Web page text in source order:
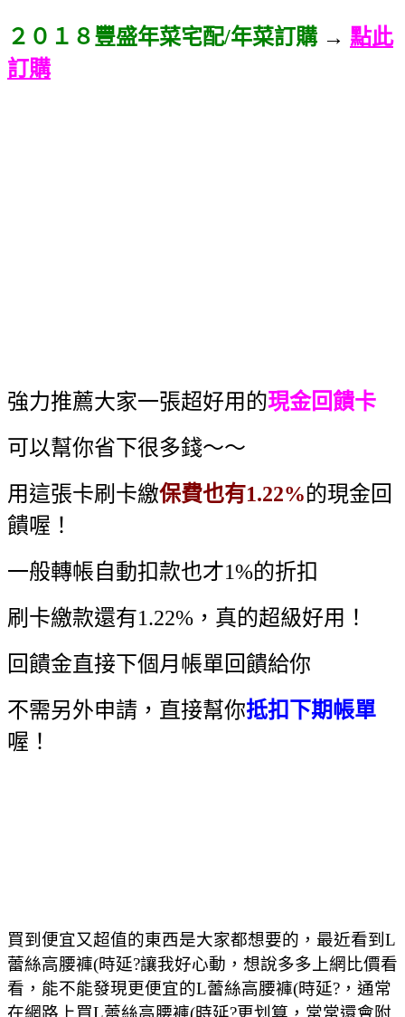
２０１８豐盛年菜宅配/年菜訂購 → 點此
訂購
強力推薦大家一張超好用的現金回饋卡
可以幫你省下很多錢～～
用這張卡刷卡繳保費也有1.22%的現金回
饋喔！
一般轉帳自動扣款也才1%的折扣
刷卡繳款還有1.22%，真的超級好用！
回饋金直接下個月帳單回饋給你
不需另外申請，直接幫你抵扣下期帳單
喔！
買到便宜又超值的東西是大家都想要的，最近看到L
蕾絲高腰褲(時延?讓我好心動，想說多多上網比價看
看，能不能發現更便宜的L蕾絲高腰褲(時延?，通常
在網路上買L蕾絲高腰褲(時延?更划算，常常還會附